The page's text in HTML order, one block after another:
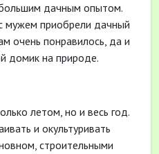
дачным опытом.
мужем приобрели дачный
очень понравилось, да и
домик на природе.
летом, но и весь год.
и окультуривать
строительными